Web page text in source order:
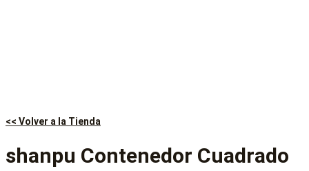
<< Volver a la Tienda
shanpu Contenedor Cuadrado